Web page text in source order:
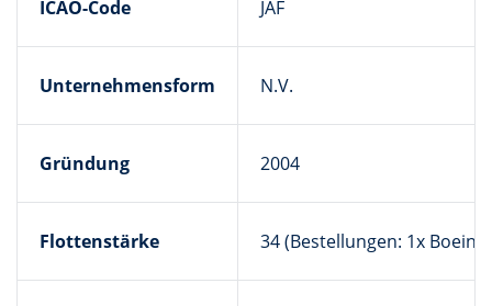
ICAO-Code JAF
Unternehmensform N.V.
Gründung 2004
Flottenstärke 34 (Bestellungen: 1x Boeing